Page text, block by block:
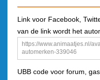
Link voor Facebook,
van de link wordt het
UBB code voor forum,